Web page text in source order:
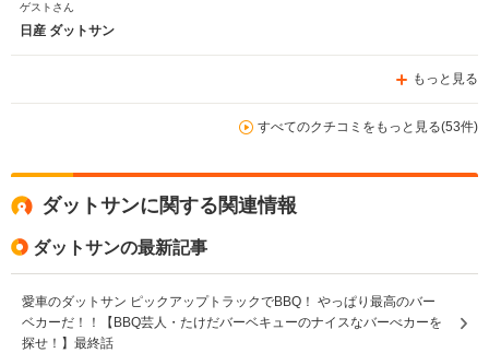
ゲストさん
日産 ダットサン
もっと見る
すべてのクチコミをもっと見る(53件)
ダットサンに関する関連情報
ダットサンの最新記事
愛車のダットサン ピックアップトラックでBBQ！ やっぱり最高のバー
ベカーだ！！【BBQ芸人・たけだバーベキューのナイスなバーべカーを
探せ！】最終話